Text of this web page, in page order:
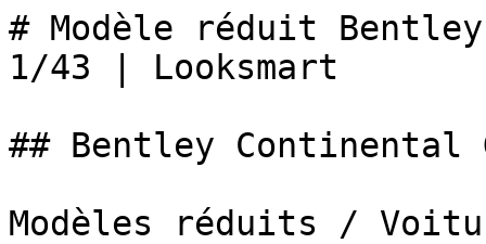
# Modèle réduit
1/43 | Looksmart
## Bentley Continental
Modèles réduits /